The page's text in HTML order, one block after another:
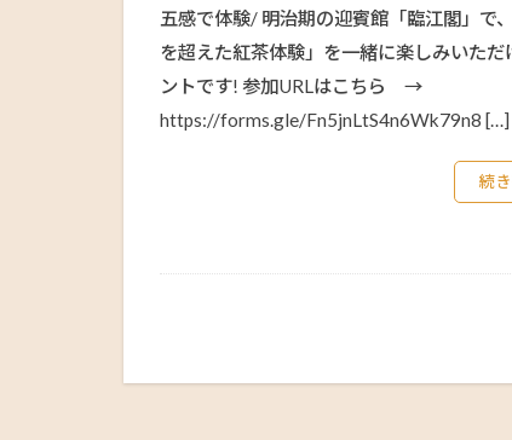
五感で体験/ 明治期の迎賓館「臨江閣」で
を超えた紅茶体験」を一緒に楽しみいただ
ントです! 参加URLはこちら →
https://forms.gle/Fn5jnLtS4n6Wk79n8 […]
続